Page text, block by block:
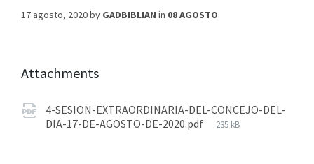
17 agosto, 2020by GADBIBLIAN in 08 AGOSTO
Attachments
4-SESION-EXTRAORDINARIA-DEL-CONCEJO-DEL-
DIA-17-DE-AGOSTO-DE-2020.pdf
235 kB